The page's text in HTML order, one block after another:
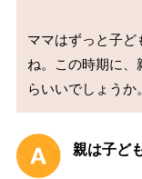
ママはずっと子ど
ね。この時期に、
親は子ど